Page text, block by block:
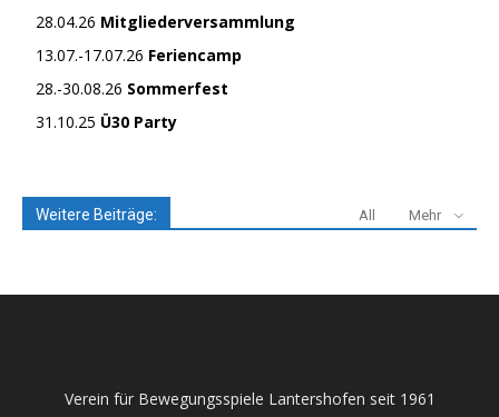
28.04.26 Mitgliederversammlung
13.07.-17.07.26 Feriencamp
28.-30.08.26 Sommerfest
31.10.25 Ü30 Party
Weitere Beiträge: All Mehr
Verein für Bewegungsspiele Lantershofen seit 1961